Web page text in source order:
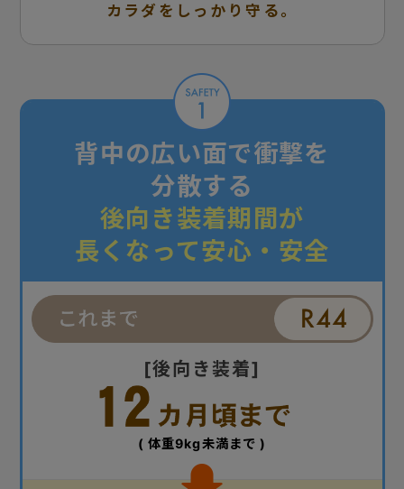
カラダをしっかり守る。
背中の広い面で衝撃を
分散する
後向き装着期間が
長くなって安心・安全
[後向き装着]
( 体重9kg未満まで )